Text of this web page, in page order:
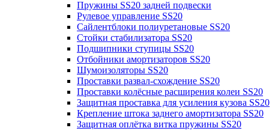
Пружины SS20 задней подвески
Рулевое управление SS20
Сайлентблоки полиуретановые SS20
Стойки стабилизатора SS20
Подшипники ступицы SS20
Отбойники амортизаторов SS20
Шумоизоляторы SS20
Проставки развал-схождение SS20
Проставки колёсные расширения колеи SS20
Защитная проставка для усиления кузова SS20
Крепление штока заднего амортизатора SS20
Защитная оплётка витка пружины SS20